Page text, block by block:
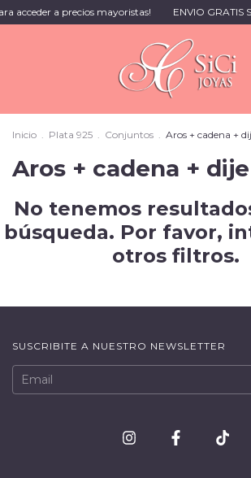
acceder a precios mayoristas! ENVIO GRATIS
Inicio . Plata 925 . Conjuntos . Aros + cadena +
Aros + cadena + dije
No tenemos
búsqueda. Por favor,
otros filtros.
SUSCRIBITE A NUESTRO NEWSLETTER